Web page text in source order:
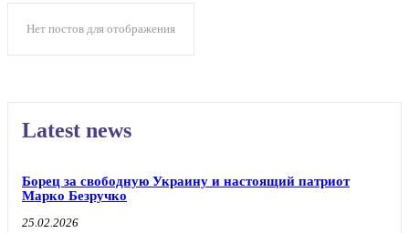
Нет постов для отображения
Latest news
Борец за свободную Украину и настоящий патриот
Марко Безручко
25.02.2026